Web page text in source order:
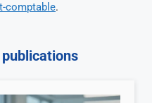
comptable.